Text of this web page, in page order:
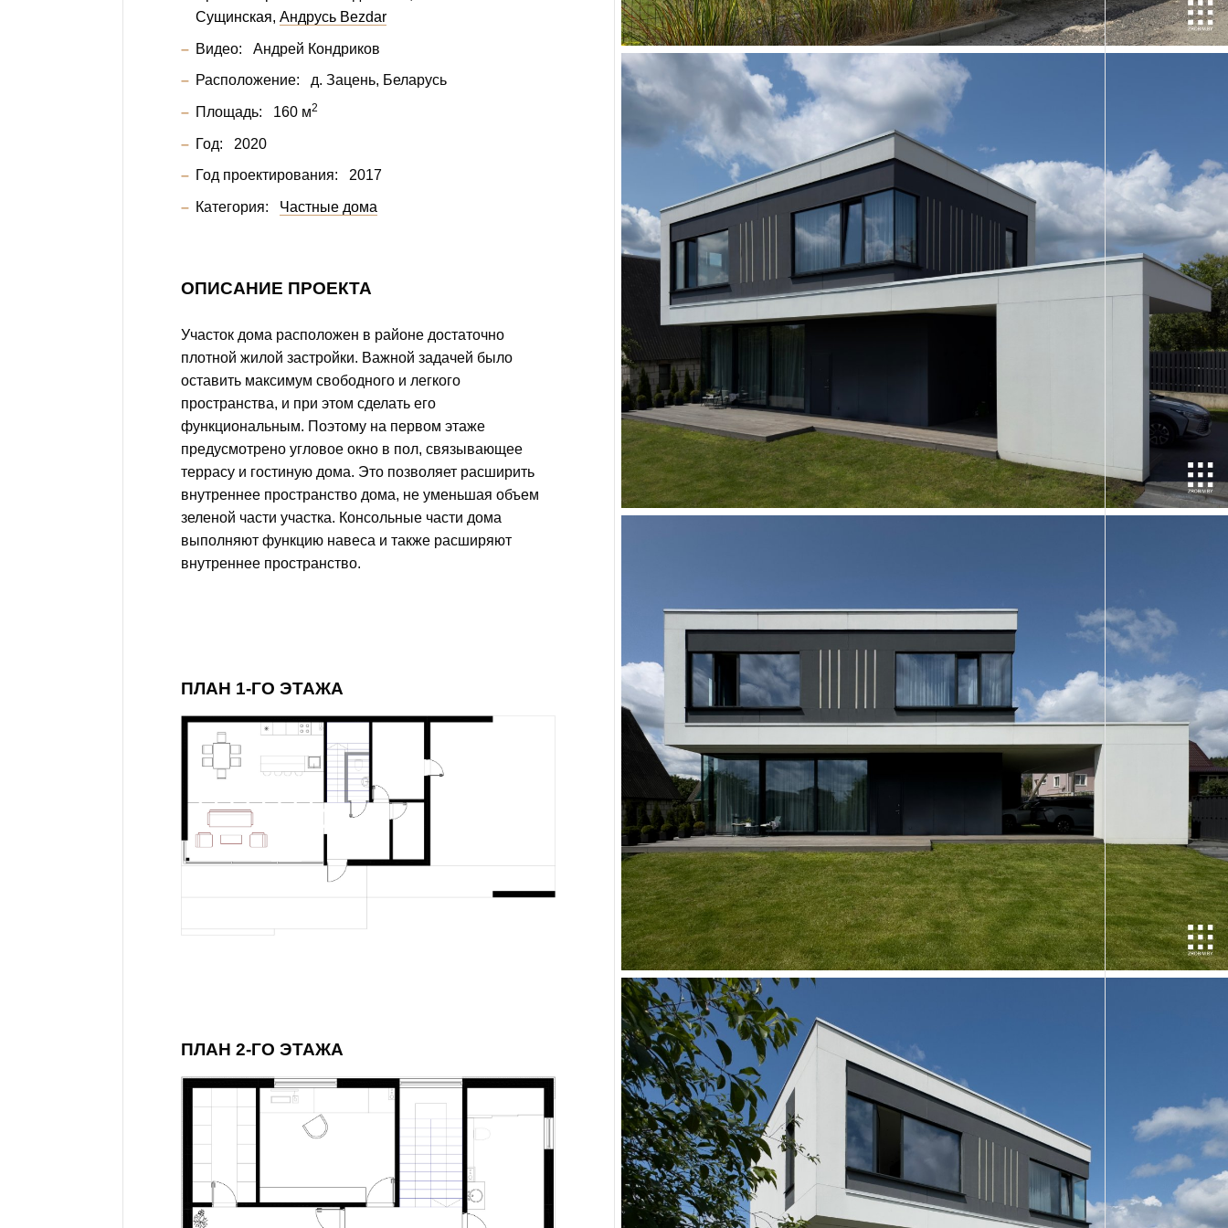
Сущинская Андрусь Bezdar
Видео: Андрей Кондриков
Расположение: д. Зацень, Беларусь
Площадь: 160 м2
Год: 2020
Год проектирования: 2017
Категория: Частные дома
ОПИСАНИЕ ПРОЕКТА
Участок дома расположен в районе достаточно
плотной жилой застройки. Важной задачей было
оставить максимум свободного и легкого
пространства, и при этом сделать его
функциональным. Поэтому на первом этаже
предусмотрено угловое окно в пол, связывающее
террасу и гостиную дома. Это позволяет расширить
внутреннее пространство дома, не уменьшая объем
зеленой части участка. Консольные части дома
выполняют функцию навеса и также расширяют
внутреннее пространство.
ПЛАН 1-ГО ЭТАЖА
ПЛАН 2-ГО ЭТАЖА